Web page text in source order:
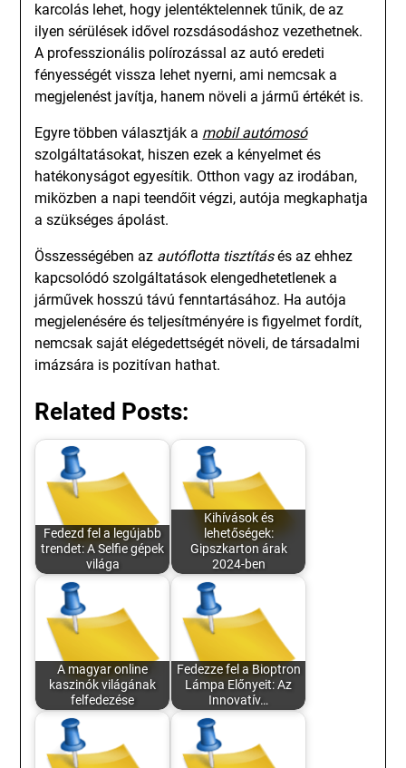
karcolás lehet, hogy jelentéktelennek tűnik, de az
ilyen sérülések idővel rozsdásodáshoz vezethetnek.
A professzionális polírozással az autó eredeti
fényességét vissza lehet nyerni, ami nemcsak a
megjelenést javítja, hanem növeli a jármű értékét is.
Egyre többen választják a mobil autómosó
szolgáltatásokat, hiszen ezek a kényelmet és
hatékonyságot egyesítik. Otthon vagy az irodában,
miközben a napi teendőit végzi, autója megkaphatja
a szükséges ápolást.
Összességében az autóflotta tisztításés az ehhez
kapcsolódó szolgáltatások elengedhetetlenek a
járművek hosszú távú fenntartásához. Ha autója
megjelenésére és teljesítményére is figyelmet fordít,
nemcsak saját elégedettségét növeli, de társadalmi
imázsára is pozitívan hathat.
Related Posts:
Fedezd fel a legújabb
trendet: A Selfie gépek
világa
Kihívások és
lehetőségek:
Gipszkarton árak
2024-ben
A magyar online
kaszinók világának
felfedezése
Fedezze fel a Bioptron
Lámpa Előnyeit: Az
Innovatív…